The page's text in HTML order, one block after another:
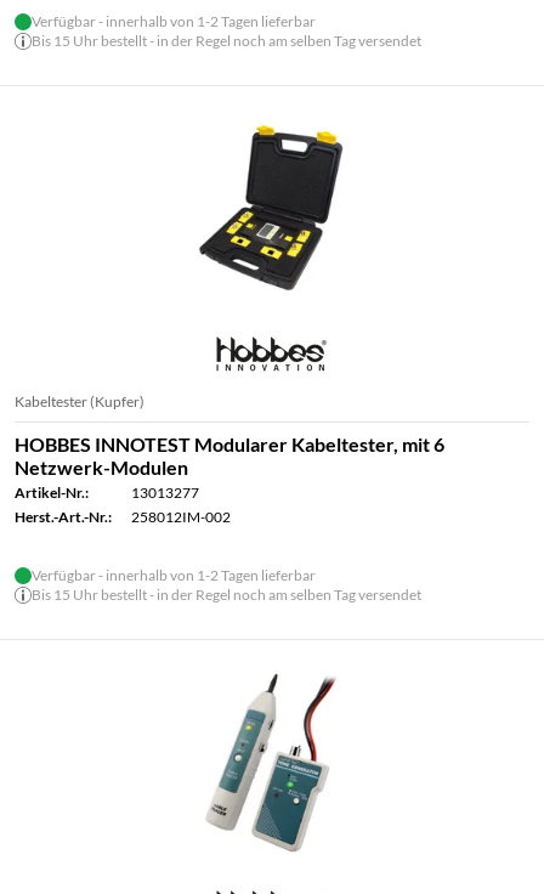
Verfügbar - innerhalb von 1-2 Tagen lieferbar
Bis 15 Uhr bestellt - in der Regel noch am selben Tag versendet
Kabeltester (Kupfer)
HOBBES INNOTEST Modularer Kabeltester, mit 6
Netzwerk-Modulen
Artikel-Nr.:
13013277
Herst.-Art.-Nr.:
258012IM-002
Verfügbar - innerhalb von 1-2 Tagen lieferbar
Bis 15 Uhr bestellt - in der Regel noch am selben Tag versendet